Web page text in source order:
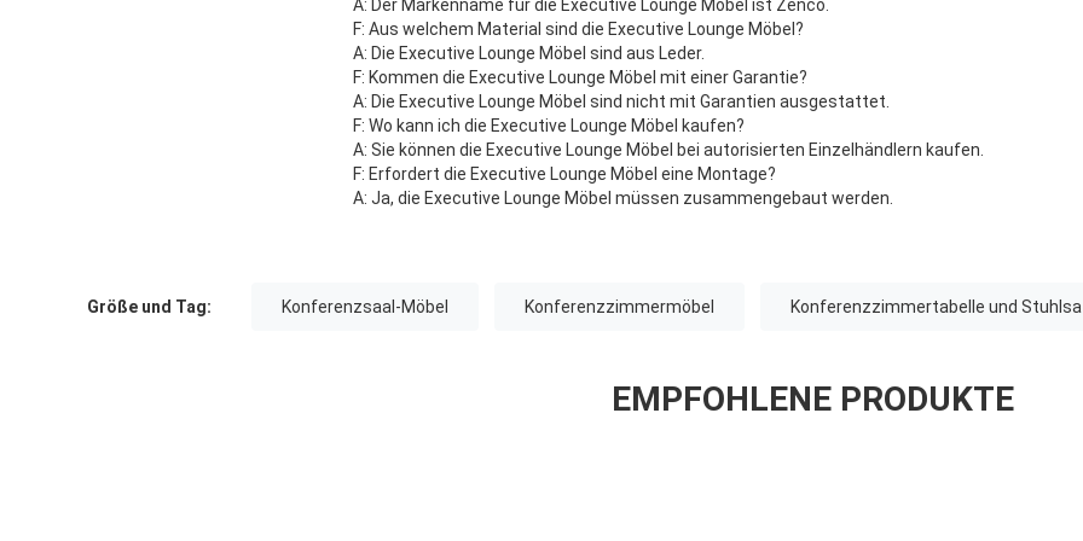
A: Der Markenname für die Executive Lounge Möbel ist Zenco.
F: Aus welchem Material sind die Executive Lounge Möbel?
A: Die Executive Lounge Möbel sind aus Leder.
F: Kommen die Executive Lounge Möbel mit einer Garantie?
A: Die Executive Lounge Möbel sind nicht mit Garantien ausgestattet.
F: Wo kann ich die Executive Lounge Möbel kaufen?
A: Sie können die Executive Lounge Möbel bei autorisierten Einzelhändlern kaufen.
F: Erfordert die Executive Lounge Möbel eine Montage?
A: Ja, die Executive Lounge Möbel müssen zusammengebaut werden.
Größe und Tag: Konferenzsaal-Möbel Konferenzzimmermöbel Konferenzzimmertabelle und
EMPFOHLENE PRODUKTE